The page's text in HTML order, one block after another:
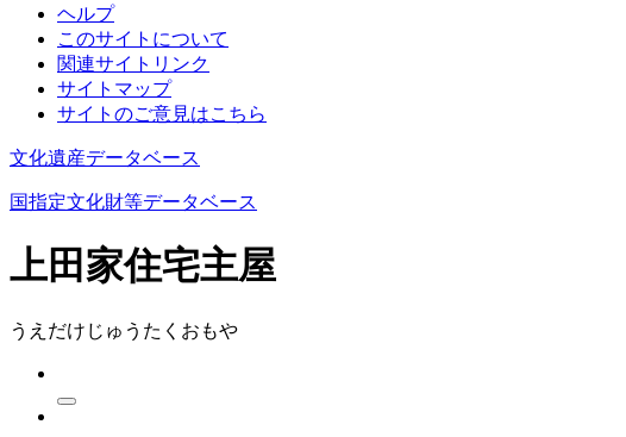
ヘルプ
このサイトについて
関連サイトリンク
サイトマップ
サイトのご意見はこちら
文化遺産データベース
国指定文化財等データベース
上田家住宅主屋
うえだけじゅうたくおもや